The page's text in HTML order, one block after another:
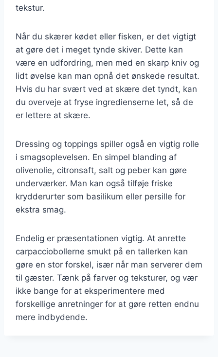
tekstur.
Når du skærer kødet eller fisken, er det vigtigt
at gøre det i meget tynde skiver. Dette kan
være en udfordring, men med en skarp kniv og
lidt øvelse kan man opnå det ønskede resultat.
Hvis du har svært ved at skære det tyndt, kan
du overveje at fryse ingredienserne let, så de
er lettere at skære.
Dressing og toppings spiller også en vigtig rolle
i smagsoplevelsen. En simpel blanding af
olivenolie, citronsaft, salt og peber kan gøre
underværker. Man kan også tilføje friske
krydderurter som basilikum eller persille for
ekstra smag.
Endelig er præsentationen vigtig. At anrette
carpacciobollerne smukt på en tallerken kan
gøre en stor forskel, især når man serverer dem
til gæster. Tænk på farver og teksturer, og vær
ikke bange for at eksperimentere med
forskellige anretninger for at gøre retten endnu
mere indbydende.